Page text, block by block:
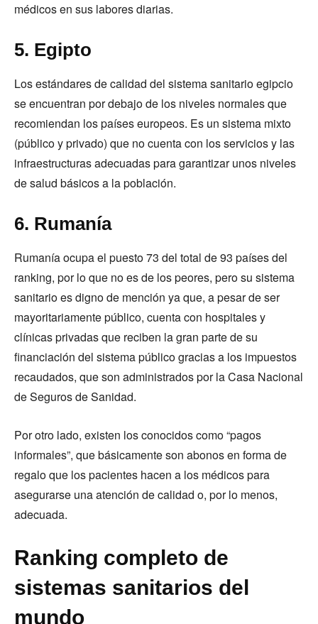
médicos en sus labores diarias.
5. Egipto
Los estándares de calidad del sistema sanitario egipcio
se encuentran por debajo de los niveles normales que
recomiendan los países europeos. Es un sistema mixto
(público y privado) que no cuenta con los servicios y las
infraestructuras adecuadas para garantizar unos niveles
de salud básicos a la población.
6. Rumanía
Rumanía ocupa el puesto 73 del total de 93 países del
ranking, por lo que no es de los peores, pero su sistema
sanitario es digno de mención ya que, a pesar de ser
mayoritariamente público, cuenta con hospitales y
clínicas privadas que reciben la gran parte de su
financiación del sistema público gracias a los impuestos
recaudados, que son administrados por la Casa Nacional
de Seguros de Sanidad.
Por otro lado, existen los conocidos como “pagos
informales”, que básicamente son abonos en forma de
regalo que los pacientes hacen a los médicos para
asegurarse una atención de calidad o, por lo menos,
adecuada.
Ranking completo de
sistemas sanitarios del
mundo